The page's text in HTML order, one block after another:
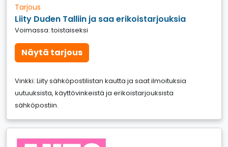
Tarjous
Liity Duden Talliin ja saa erikoistarjouksia
Voimassa: toistaiseksi
Näytä tarjous
Vinkki: Liity sähköpostilistan kautta ja saat ilmoituksia
uutuuksista, käyttövinkeistä ja erikoistarjouksista
sähköpostiin.